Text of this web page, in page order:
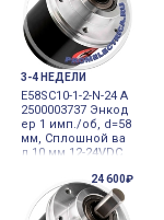
3-4 НЕДЕЛИ
E58SC10-1-2-N-24 A
2500003737 Энкод
ер 1 имп./об, d=58
мм, Сплошной ва
л 10 мм 12-24VDC
24 600₽